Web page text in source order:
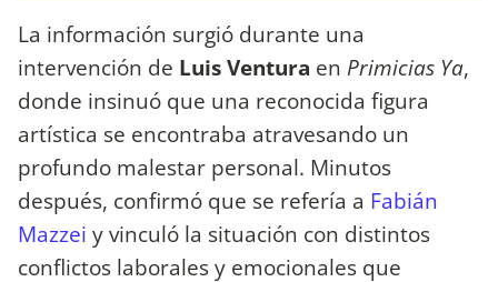
La información surgió durante una
intervención de Luis Ventura en Primicias Ya,
donde insinuó que una reconocida figura
artística se encontraba atravesando un
profundo malestar personal. Minutos
después, confirmó que se refería a Fabián
Mazzei y vinculó la situación con distintos
conflictos laborales y emocionales que